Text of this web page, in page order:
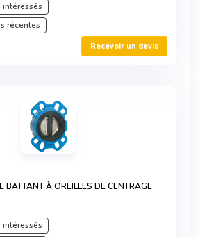
récentes
Recevoir un devis
BATTANT À OREILLES DE CENTRAGE